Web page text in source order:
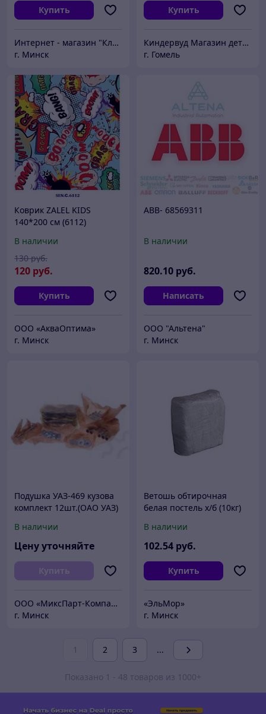
Купить
Интернет - магазин "Кладовка.бел"
г. Минск
Купить
Киндервуд Магазин детской и подростковой мебели из массива
г. Гомель
Коврик ZALEL KIDS
140*200 см (6112)
В наличии
120 руб.
130 руб.
Купить
ООО «АкваОптима»
г. Минск
ABB- 68569311
В наличии
820.10 руб.
Написать
ООО "Альтена"
г. Минск
Подушка УАЗ-469 кузова
комплект 12шт.(ОАО УАЗ)
В наличии
Цену уточняйте
Купить
ООО «МиксПарт-Компани»
г. Минск
Ветошь обтирочная
белая постель х/б (10кг)
В наличии
102.54 руб.
Купить
«ЭльМор»
г. Минск
1 2 3 ...
Показано 1 - 48 товаров из 1000+